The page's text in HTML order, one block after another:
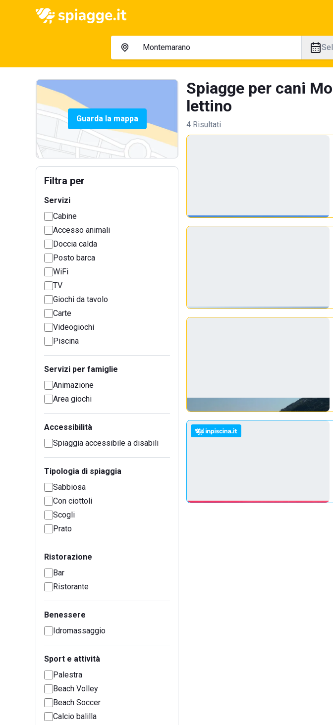
Guarda la mappa
Filtra per
Servizi
Cabine
Accesso animali
Doccia calda
Posto barca
WiFi
TV
Giochi da tavolo
Carte
Videogiochi
Piscina
Servizi per famiglie
Animazione
Area giochi
Accessibilità
Spiaggia accessibile a disabili
Tipologia di spiaggia
Sabbiosa
Con ciottoli
Scogli
Prato
Ristorazione
Bar
Ristorante
Benessere
Idromassaggio
Sport e attività
Palestra
Beach Volley
Beach Soccer
Calcio balilla
Spiagge per cani
lettino
4 Risultati